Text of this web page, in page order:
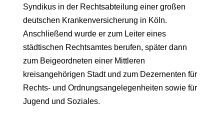
Syndikus in der Rechtsabteilung einer großen
deutschen Krankenversicherung in Köln.
Anschließend wurde er zum Leiter eines
städtischen Rechtsamtes berufen, später dann
zum Beigeordneten einer Mittleren
kreisangehörigen Stadt und zum Dezernenten für
Rechts- und Ordnungsangelegenheiten sowie für
Jugend und Soziales.